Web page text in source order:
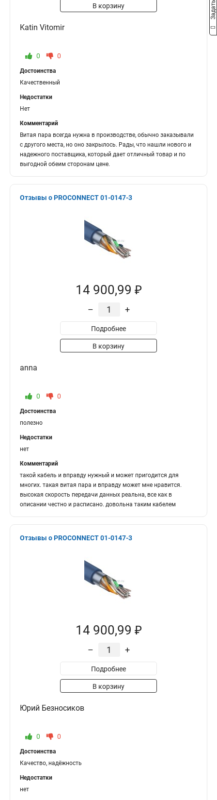
В корзину
Katin Vitomir
0 0
Достоинства
Качественный
Недостатки
Нет
Комментарий
Витая пара всегда нужна в производстве, обычно заказывали
с другого места, но оно закрылось. Рады, что нашли нового и
надежного поставщика, который дает отличный товар и по
выгодной обеим сторонам цене.
Отзывы о PROCONNECT 01-0147-3
14 900,99 ₽
– +
Подробнее
В корзину
anna
0 0
Достоинства
полезно
Недостатки
нет
Комментарий
такой кабель и вправду нужный и может пригодится для
многих. такая витая пара и вправду может мне нравится.
высокая скорость передачи данных реальна, все как в
описании честно и расписано. довольна таким кабелем
Отзывы о PROCONNECT 01-0147-3
14 900,99 ₽
– +
Подробнее
В корзину
Юрий Безносиков
0 0
Достоинства
Качество, надёжность
Недостатки
нет